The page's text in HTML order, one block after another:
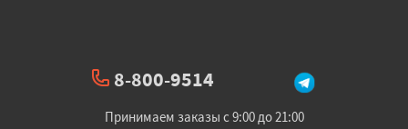
8-800-9514
Принимаем заказы с 9:00 до 21:00